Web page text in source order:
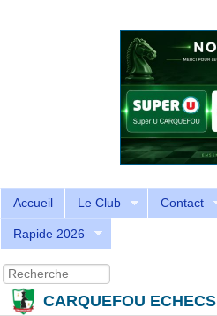
Accueil Le Club Contact
Rapide 2026
Formulaire de recherche
Recherche
CARQUEFOU ECHECS